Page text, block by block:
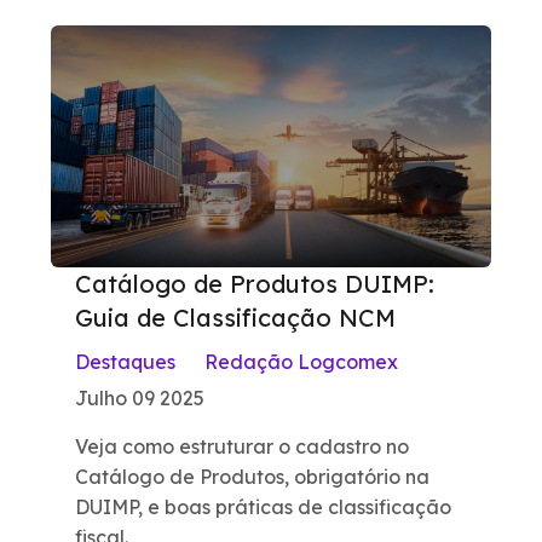
Catálogo de Produtos DUIMP:
Guia de Classificação NCM
Destaques
Redação Logcomex
Julho 09 2025
Veja como estruturar o cadastro no
Catálogo de Produtos, obrigatório na
DUIMP, e boas práticas de classificação